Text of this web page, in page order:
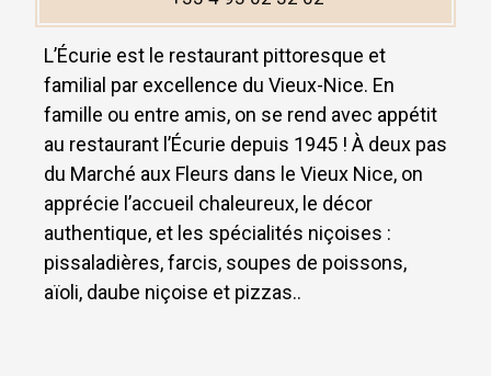
L’Écurie est le restaurant pittoresque et
familial par excellence du Vieux-Nice. En
famille ou entre amis, on se rend avec appétit
au restaurant l’Écurie depuis 1945 ! À deux pas
du Marché aux Fleurs dans le Vieux Nice, on
apprécie l’accueil chaleureux, le décor
authentique, et les spécialités niçoises :
pissaladières, farcis, soupes de poissons,
aïoli, daube niçoise et pizzas..